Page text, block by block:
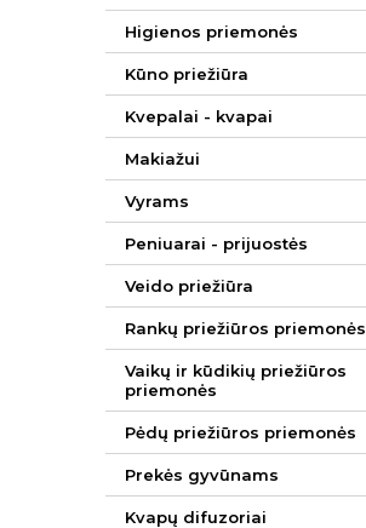
Higienos priemonės
Kūno priežiūra
Kvepalai - kvapai
Makiažui
Vyrams
Peniuarai - prijuostės
Veido priežiūra
Rankų priežiūros priemonės
Vaikų ir kūdikių priežiūros
priemonės
Pėdų priežiūros priemonės
Prekės gyvūnams
Kvapų difuzoriai